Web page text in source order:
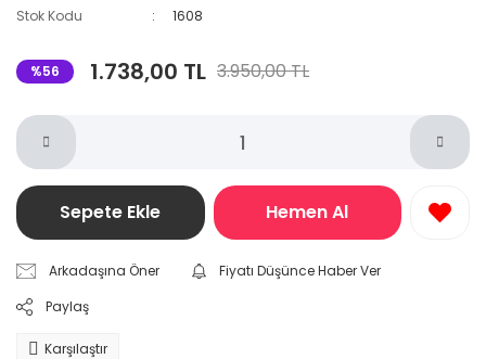
Stok Kodu
1608
%56 1.738,00 TL 3.950,00 TL
Sepete Ekle Hemen Al
Arkadaşına Öner
Fiyatı Düşünce Haber Ver
Paylaş
Karşılaştır